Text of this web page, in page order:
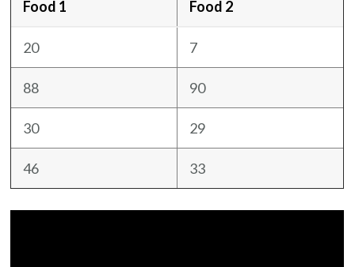
Food 1 Food 2
20 7
88 90
30 29
46 33